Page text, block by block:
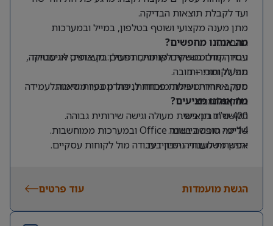
ועד לקבלת תוצאות הבדיקה.
מתן מענה מקצועי ושוטף בטלפון, במייל ובמערכות
החברה.
עבודה מול ממשקים פנימיים רחבים: מעבדות, לוגיסטיקה,
תפעול ומכירות.
מעקב אחרי משימות פתוחות, פתרון בעיות ודאגה לעמידה
בלוחות זמנים.
מה אנחנו מחפשים?
ניסיון קודם בשירות לקוחות, תפעול, בק אופיס או עבודה
מול לקוחות – חובה.
סדר, אחריות ויכולת מוכחת לניהול מספר משימות
במקביל.
תקשורת בינאישית מעולה וגישה שירותית גבוהה.
שליטה טובה ביישומי Office ובמערכות ממוחשבות.
יתרון משמעותי:ניסיון בעבודה מול לקוחות עסקיים.
מה אנחנו מציעים?
400 ש”ח תן ביס.
14 ימי חופשה בשנה.
אפשרות לעבודה היברידית.
בשבוע עד 17:00). תורנות שישי אחת לחודש וחצי –הגשת מועמדות עוד פרטים